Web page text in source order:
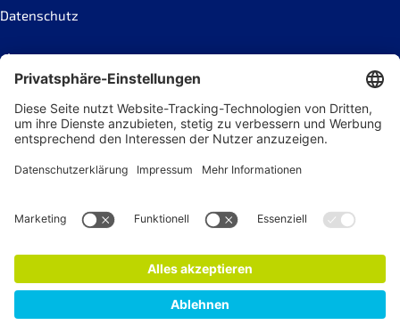
Datenschutz
Code of conduct
Social Links
Newsletter
Jetzt anmelden